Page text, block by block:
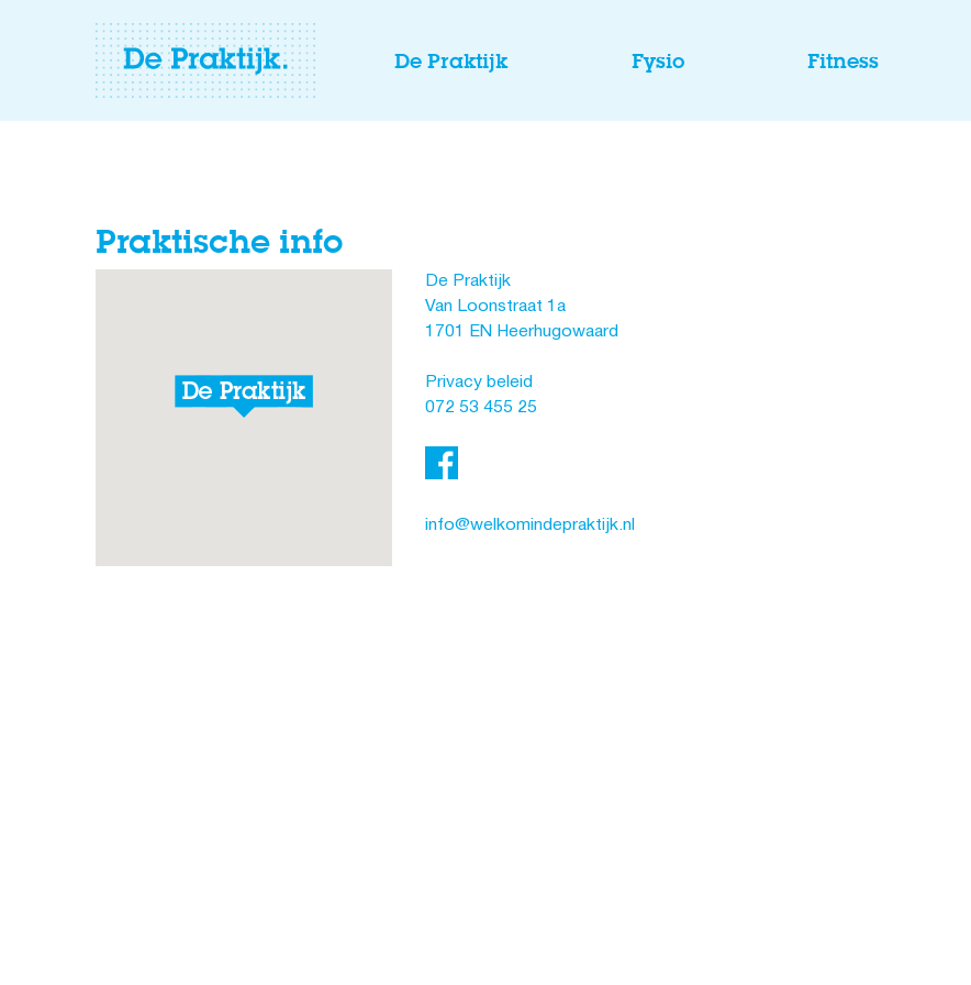
De Praktijk Fysio Fitness
Praktische info
De Praktijk
Van Loonstraat 1a
1701 EN Heerhugowaard
Privacy beleid
072 53 455 25
info@welkomindepraktijk.nl